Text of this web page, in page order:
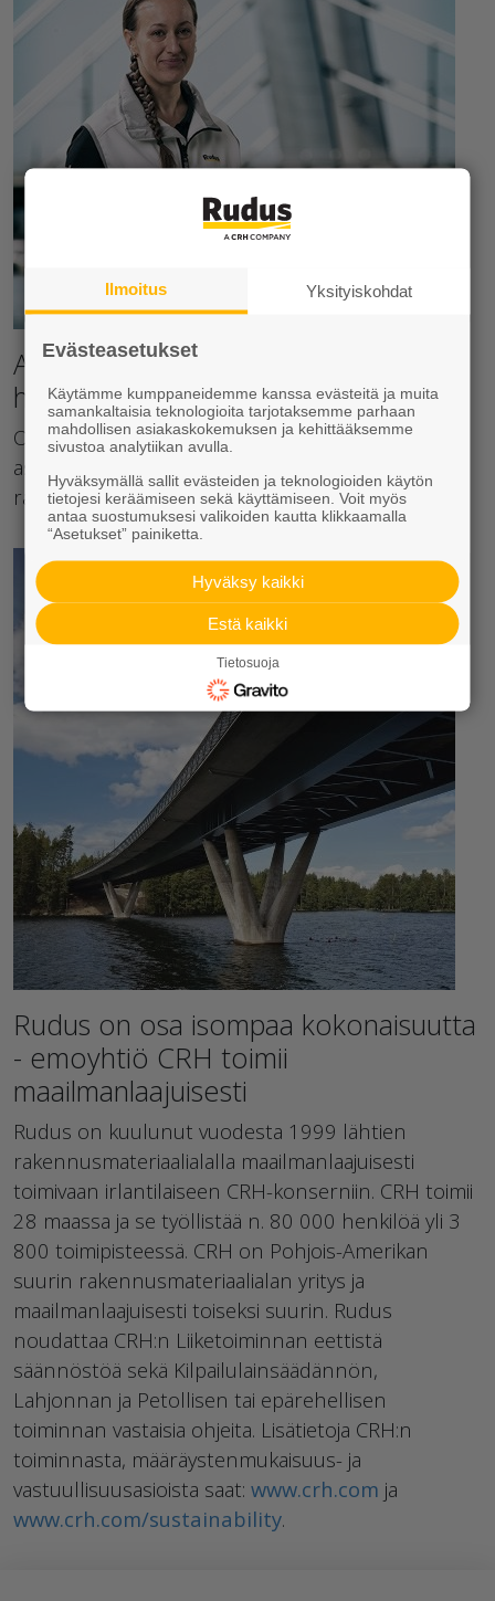
Ammattitaitoinen ja ystävällinen
henkilökunta
Osaava ja ystävällinen henkilökunta palvelee
asiakasta niin pienissä kuin suurissa
rakennusprojekteissa.
Rudus on osa isompaa kokonaisuutta
- emoyhtiö CRH toimii
maailmanlaajuisesti
Rudus on kuulunut vuodesta 1999 lähtien
rakennusmateriaalialalla maailmanlaajuisesti
toimivaan irlantilaiseen CRH-konserniin. CRH toimii
28 maassa ja se työllistää n. 80 000 henkilöä yli 3
800 toimipisteessä. CRH on Pohjois-Amerikan
suurin rakennusmateriaalialan yritys ja
maailmanlaajuisesti toiseksi suurin. Rudus
noudattaa CRH:n Liiketoiminnan eettistä
säännöstöä sekä Kilpailulainsäädännön,
Lahjonnan ja Petollisen tai epärehellisen
toiminnan vastaisia ohjeita. Lisätietoja CRH:n
toiminnasta, määräystenmukaisuus- ja
vastuullisuusasioista saat: www.crh.com ja
www.crh.com/sustainability.
Ilmoitus Yksityiskohdat
Evästeasetukset
Käytämme kumppaneidemme kanssa evästeitä ja muita
samankaltaisia teknologioita tarjotaksemme parhaan
mahdollisen asiakaskokemuksen ja kehittääksemme
sivustoa analytiikan avulla.
Hyväksymällä sallit evästeiden ja teknologioiden käytön
tietojesi keräämiseen sekä käyttämiseen. Voit myös
antaa suostumuksesi valikoiden kautta klikkaamalla
“Asetukset” painiketta.
Hyväksy kaikki
Estä kaikki
Tietosuoja